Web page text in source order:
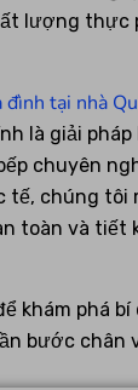
lượng thực
đình tại nhà
là giải
chuyên
tế, chúng tôi
toàn và tiết
khám phá
bước chân